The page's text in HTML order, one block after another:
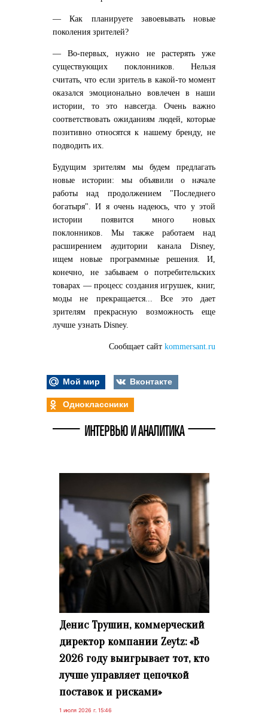
— Как планируете завоевывать новые
поколения зрителей?
— Во-первых, нужно не растерять уже
существующих поклонников. Нельзя
считать, что если зритель в какой-то момент
оказался эмоционально вовлечен в наши
истории, то это навсегда. Очень важно
соответствовать ожиданиям людей, которые
позитивно относятся к нашему бренду, не
подводить их.
Будущим зрителям мы будем предлагать
новые истории: мы объявили о начале
работы над продолжением "Последнего
богатыря". И я очень надеюсь, что у этой
истории появится много новых
поклонников. Мы также работаем над
расширением аудитории канала Disney,
ищем новые программные решения. И,
конечно, не забываем о потребительских
товарах — процесс создания игрушек, книг,
моды не прекращается... Все это дает
зрителям прекрасную возможность еще
лучше узнать Disney.
Сообщает сайт kommersant.ru
Мой мир
Вконтакте
Одноклассники
ИНТЕРВЬЮ И АНАЛИТИКА
Денис Трушин, коммерческий
директор компании Zeytz: «В
2026 году выигрывает тот, кто
лучше управляет цепочкой
поставок и рисками»
1 июля 2026 г. 15:46